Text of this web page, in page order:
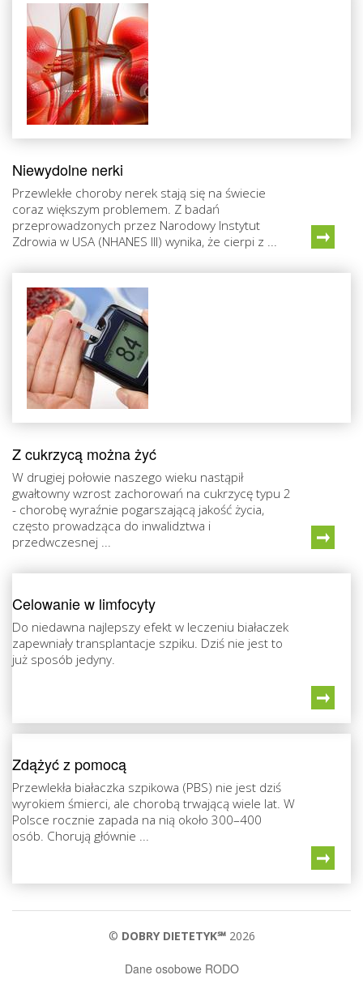
Niewydolne nerki
Przewlekłe choroby nerek stają się na świecie
coraz większym problemem. Z badań
przeprowadzonych przez Narodowy Instytut
Zdrowia w USA (NHANES III) wynika, że cierpi z ...
Z cukrzycą można żyć
W drugiej połowie naszego wieku nastąpił
gwałtowny wzrost zachorowań na cukrzycę typu 2
- chorobę wyraźnie pogarszającą jakość życia,
często prowadząca do inwalidztwa i
przedwczesnej ...
Celowanie w limfocyty
Do niedawna najlepszy efekt w leczeniu białaczek
zapewniały transplantacje szpiku. Dziś nie jest to
już sposób jedyny.
Zdążyć z pomocą
Przewlekła białaczka szpikowa (PBS) nie jest dziś
wyrokiem śmierci, ale chorobą trwającą wiele lat. W
Polsce rocznie zapada na nią około 300–400
osób. Chorują głównie ...
© DOBRY DIETETYK℠2026
Dane osobowe RODO